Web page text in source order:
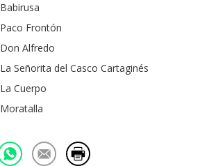
Babirusa
Paco Frontón
Don Alfredo
La Señorita del Casco Cartaginés
La Cuerpo
Moratalla